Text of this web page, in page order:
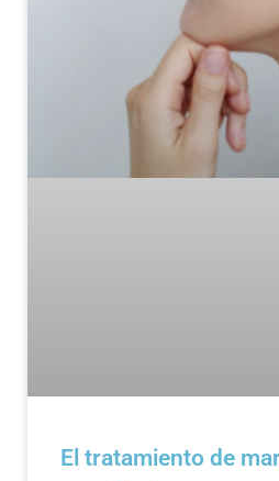
El tratamiento de